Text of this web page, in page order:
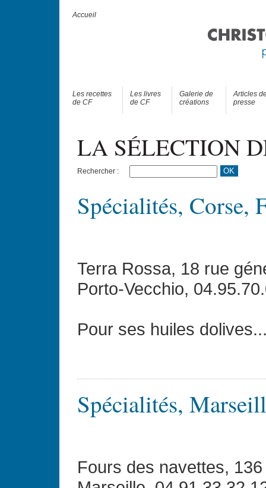
Accueil
Les recettes
de CF
Les livres
de CF
Galerie de
créations
Articles
presse
LA SÉLECTION
Rechercher :
Spécialités, Corse,
Terra Rossa, 18 rue
Porto-Vecchio,
Pour ses huiles
Spécialités,
Fours des navettes,